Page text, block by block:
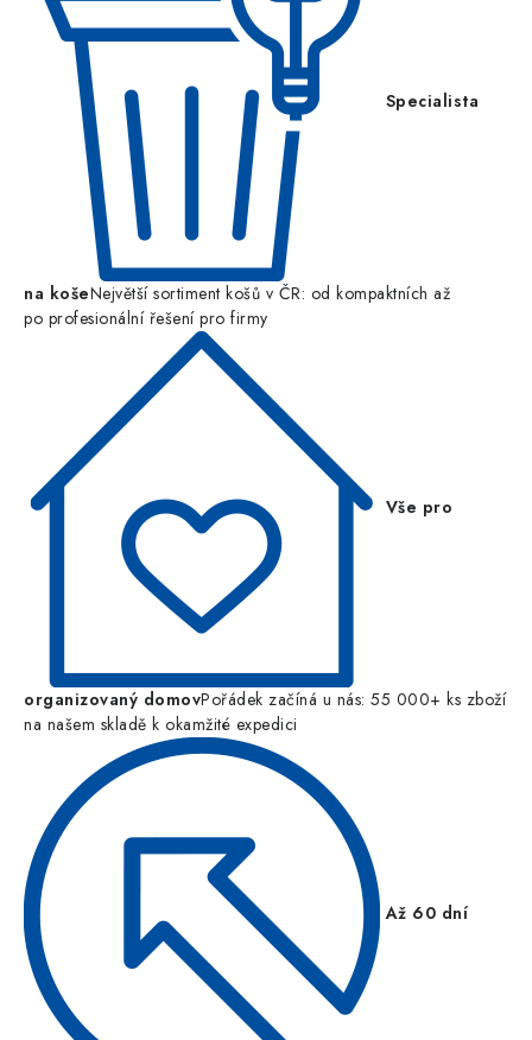
Specialista
na košeNejvětší sortiment košů v ČR: od kompaktních až
po profesionální řešení pro firmy
Vše pro
organizovaný domovPořádek začíná u nás: 55 000+ ks zboží
na našem skladě k okamžité expedici
Až 60 dní